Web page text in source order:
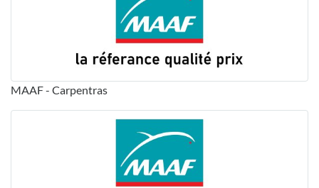
MAAF - Carpentras